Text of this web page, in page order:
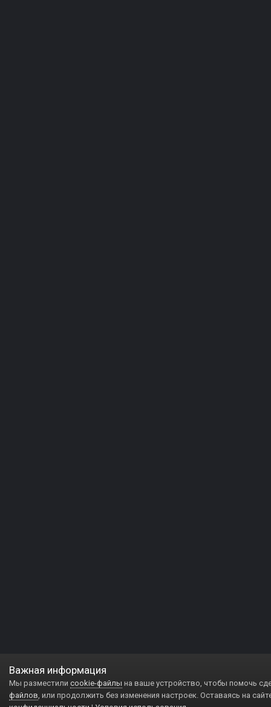
Важная информация
Мы разместили cookie-файлы на ваше устройство, чтобы помочь
файлов, или продолжить без изменения настроек. Оставаясь на